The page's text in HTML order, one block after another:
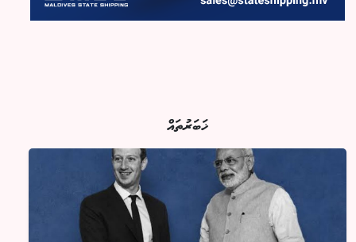
ޚަބަރުތައް